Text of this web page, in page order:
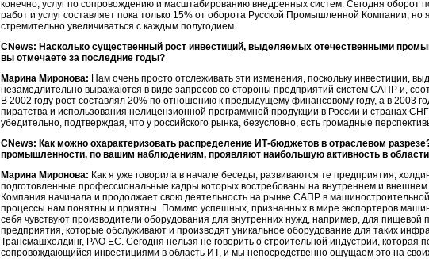
конечно, услуг по сопровождению и масштабированию внедренных систем. Сегодня оборот
работ и услуг составляет пока только 15% от оборота Русской Промышленной Компании, но
стремительно увеличиваться с каждым полугодием.
CNews: Насколько существенный рост инвестиций, выделяемых отечественными
вы отмечаете за последние годы?
Марина Миронова: Нам очень просто отслеживать эти изменения, поскольку инвестиции,
незамедлительно выражаются в виде запросов со стороны предприятий систем САПР и,
В 2002 году рост составлял 20% по отношению к предыдущему финансовому году, а в 2003
пиратства и использования нелицензионной программной продукции в России и странах
убедительно, подтверждая, что у российского рынка, безусловно, есть громадные
CNews: Как можно охарактеризовать распределение ИТ-бюджетов в отраслевом
промышленности, по вашим наблюдениям, проявляют наибольшую активность в
Марина Миронова: Как я уже говорила в начале беседы, развиваются те предприятия,
подготовленные профессиональные кадры которых востребованы на внутреннем и
Компания начинала и продолжает свою деятельность на рынке САПР в
процессы нам понятны и приятны. Помимо успешных, признанных в мире экспортеров
себя чувствуют производители оборудования для внутренних нужд, например, для
предприятия, которые обслуживают и производят уникальное оборудование для таких
Трансмашхолдинг, РАО ЕС. Сегодня нельзя не говорить о строительной индустрии, которая
сопровождающийся инвестициями в область ИТ, и мы непосредственно ощущаем это на